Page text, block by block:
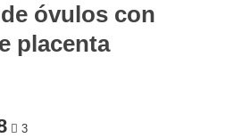
óvulos con
placenta
3